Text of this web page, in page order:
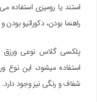
استند یا رومیزی استفاده
راهنما بودن، دکوراتیو بودن
پلکسی گلاس نوعی ورزق
استفاده میشود، این نوع
شفاف و رنگی نیز وجود دارد.